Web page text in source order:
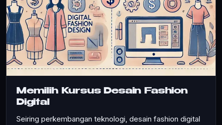
Memilih Kursus Desain Fashion
Digital
Seiring perkembangan teknologi, desain fashion digital